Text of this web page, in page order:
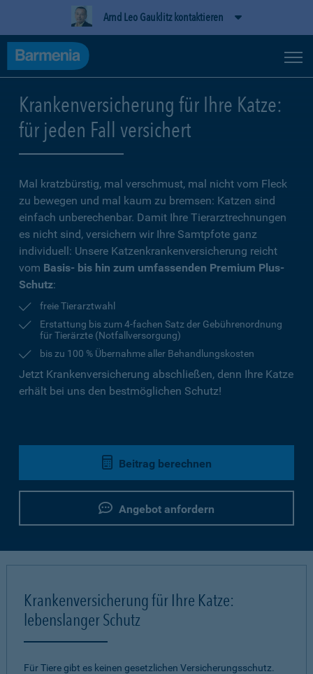
Arnd Leo Gauklitz kontaktieren
Krankenversicherung für Ihre Katze:
für jeden Fall versichert
Mal kratzbürstig, mal verschmust, mal nicht vom Fleck
zu bewegen und mal kaum zu bremsen: Katzen sind
einfach unberechenbar. Damit Ihre Tierarztrechnungen
es nicht sind, versichern wir Ihre Samtpfote ganz
individuell: Unsere Katzenkrankenversicherung reicht
vom Basis- bis hin zum umfassenden Premium Plus-
Schutz:
freie Tierarztwahl
Erstattung bis zum 4-fachen Satz der Gebührenordnung
für Tierärzte (Notfallversorgung)
bis zu 100 % Übernahme aller Behandlungskosten
Jetzt Krankenversicherung abschließen, denn Ihre Katze
erhält bei uns den bestmöglichen Schutz!
Beitrag berechnen
Angebot anfordern
Krankenversicherung für Ihre Katze:
lebenslanger Schutz
Für Tiere gibt es keinen gesetzlichen Versicherungsschutz.